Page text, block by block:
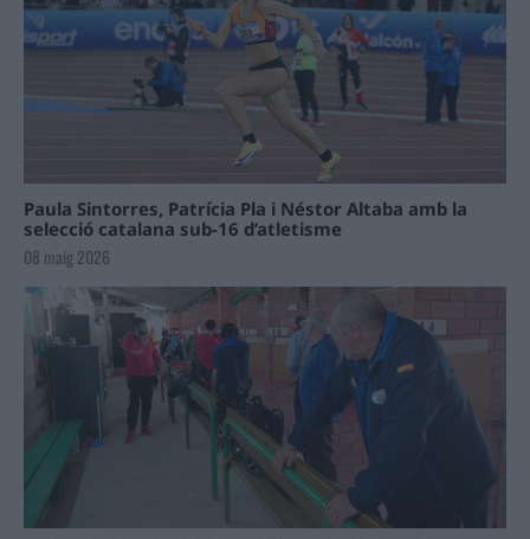
Paula Sintorres, Patrícia Pla i Néstor Altaba amb la
selecció catalana sub-16 d’atletisme
08 maig 2026